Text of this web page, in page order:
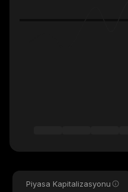
Piyasa Kapitalizasyonu